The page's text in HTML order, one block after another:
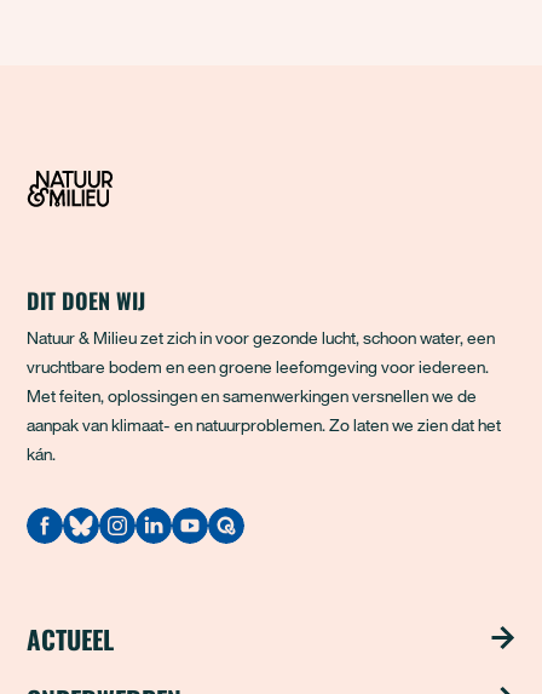
DIT DOEN WIJ
Natuur & Milieu zet zich in voor gezonde lucht, schoon water, een
vruchtbare bodem en een groene leefomgeving voor iedereen.
Met feiten, oplossingen en samenwerkingen versnellen we de
aanpak van klimaat- en natuurproblemen. Zo laten we zien dat het
kán.
Quodari
ACTUEEL